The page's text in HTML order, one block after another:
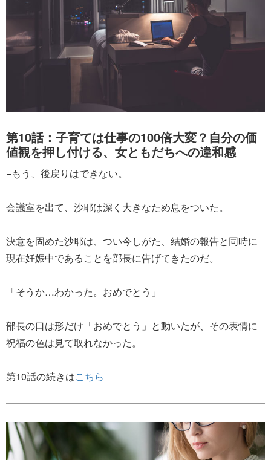
第10話：子育ては仕事の100倍大変？自分の価
値観を押し付ける、女ともだちへの違和感
−もう、後戻りはできない。
会議室を出て、沙耶は深く大きなため息をついた。
決意を固めた沙耶は、つい今しがた、結婚の報告と同時に
現在妊娠中であることを部長に告げてきたのだ。
「そうか…わかった。おめでとう」
部長の口は形だけ「おめでとう」と動いたが、その表情に
祝福の色は見て取れなかった。
第10話の続きはこちら